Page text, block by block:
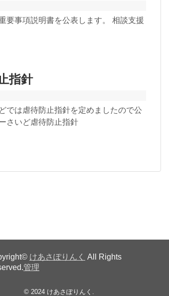
要事項説明書を公表します。 相談支援
指針
では虐待防止指針を定めましたので公
さいど虐待防止指針
けあさぽりんく All Rights
管理
© 2024 けあさぽりんく .